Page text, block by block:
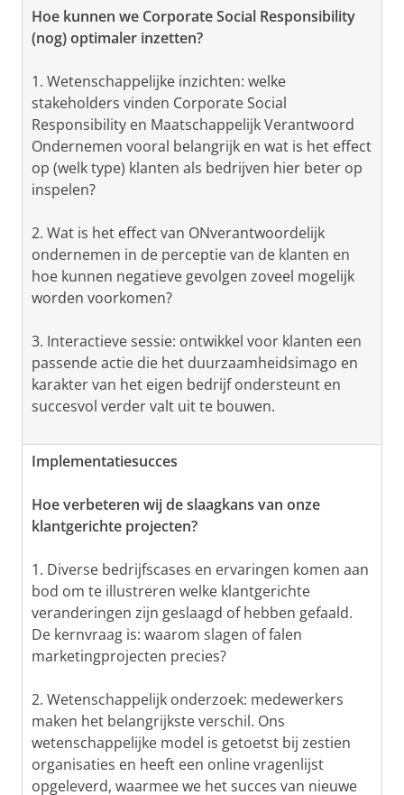
Hoe kunnen we Corporate Social Responsibility
(nog) optimaler inzetten?
1. Wetenschappelijke inzichten: welke
stakeholders vinden Corporate Social
Responsibility en Maatschappelijk Verantwoord
Ondernemen vooral belangrijk en wat is het effect
op (welk type) klanten als bedrijven hier beter op
inspelen?
2. Wat is het effect van ONverantwoordelijk
ondernemen in de perceptie van de klanten en
hoe kunnen negatieve gevolgen zoveel mogelijk
worden voorkomen?
3. Interactieve sessie: ontwikkel voor klanten een
passende actie die het duurzaamheidsimago en
karakter van het eigen bedrijf ondersteunt en
succesvol verder valt uit te bouwen.
Implementatiesucces
Hoe verbeteren wij de slaagkans van onze
klantgerichte projecten?
1. Diverse bedrijfscases en ervaringen komen aan
bod om te illustreren welke klantgerichte
veranderingen zijn geslaagd of hebben gefaald.
De kernvraag is: waarom slagen of falen
marketingprojecten precies?
2. Wetenschappelijk onderzoek: medewerkers
maken het belangrijkste verschil. Ons
wetenschappelijke model is getoetst bij zestien
organisaties en heeft een online vragenlijst
opgeleverd, waarmee we het succes van nieuwe